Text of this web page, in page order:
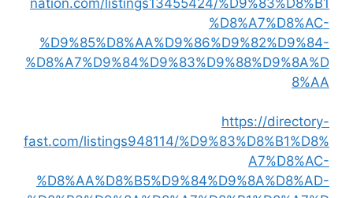
%D8%A7%D8%AC-
%D9%85%D8%AA%D9%86%D9%82%D9%84-
%D8%A7%D9%84%D9%83%D9%88%D9%8A%D
8%AA
https://directory-
fast.com/listings948114/%D9%83%D8%B1%D8%
A7%D8%AC-
%D8%AA%D8%B5%D9%84%D9%8A%D8%AD-